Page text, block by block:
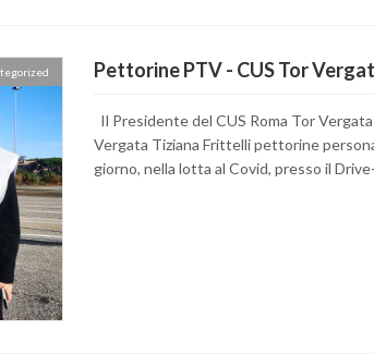
Pettorine PTV - CUS Tor
Il Presidente del CUS Roma Tor
Vergata Tiziana Frittelli pettorine
giorno, nella lotta al Covid, presso il